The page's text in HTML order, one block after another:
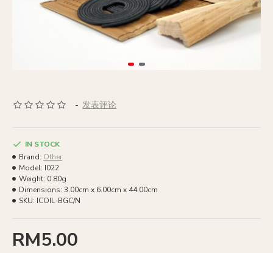
- 发表评论
RM5.00
IN STOCK
Brand: Other
Model: I022
Weight: 0.80g
Dimensions: 3.00cm x 6.00cm x 44.00cm
SKU: ICOIL-BGC/N